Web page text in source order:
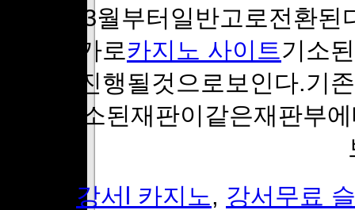
돼내년3월부터일반고로전환
판과추가로카지노 사이트기소
병합돼진행될것으로보인다.기
가로기소된재판이같은재판부
강서l 카지노, 강서무료